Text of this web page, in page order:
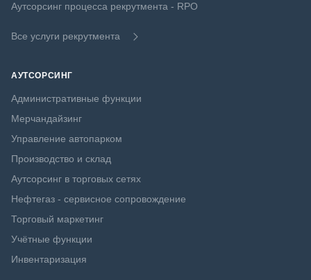
Аутсорсинг процесса рекрутмента - RPO
Все услуги рекрутмента
АУТСОРСИНГ
Административные функции
Мерчандайзинг
Управление автопарком
Производство и склад
Аутсорсинг в торговых сетях
Нефтегаз - сервисное сопровождение
Торговый маркетинг
Учётные функции
Инвентаризация